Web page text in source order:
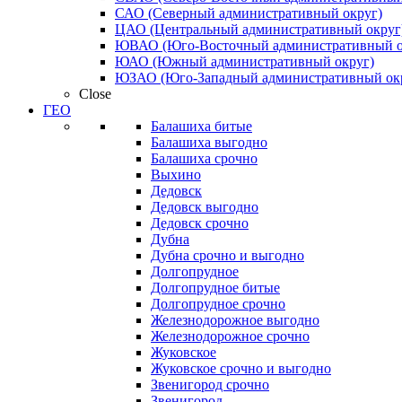
САО (Северный административный округ)
ЦАО (Центральный административный
ЮВАО (Юго-Восточный административный
ЮАО (Южный административный округ)
ЮЗАО (Юго-Западный административный
Close
ГЕО
Балашиха битые
Балашиха выгодно
Балашиха срочно
Выхино
Дедовск
Дедовск выгодно
Дедовск срочно
Дубна
Дубна срочно и выгодно
Долгопрудное
Долгопрудное битые
Долгопрудное срочно
Железнодорожное выгодно
Железнодорожное срочно
Жуковское
Жуковское срочно и выгодно
Звенигород срочно